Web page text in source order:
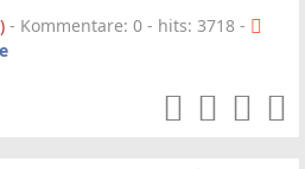
- Kommentare: 0 - hits: 3718 -